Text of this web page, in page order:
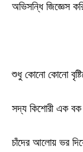
অভিসন্ধি জিজ্ঞেস
শুধু কোনো কোনো
সদ্য কিশোরী এক বক
চাঁদের আলোয় ভর